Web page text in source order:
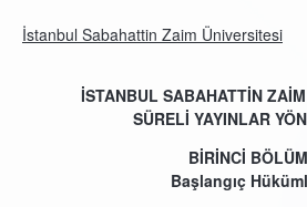
İstanbul Sabahattin Zaim Üniversitesi
İSTANBUL SABAHATTİN
SÜRELİ YAYINLAR
BİRİNCİ BÖLÜM
Başlangıç